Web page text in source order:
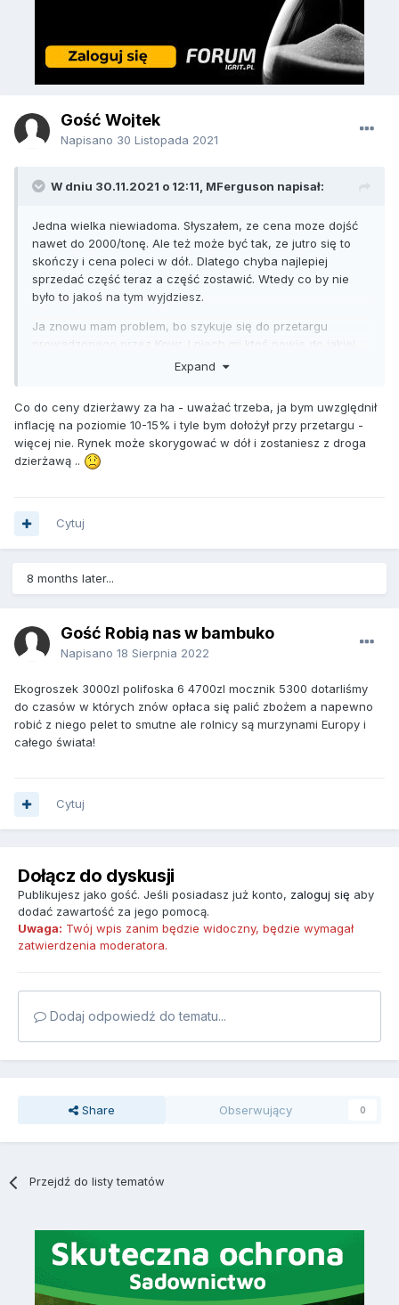
Gość Wojtek
Napisano 30 Listopada 2021
W dniu 30.11.2021 o 12:11, MFerguson napisał:
Jedna wielka niewiadoma. Słyszałem, ze cena moze dojść
nawet do 2000/tonę. Ale też może być tak, ze jutro się to
skończy i cena poleci w dół.. Dlatego chyba najlepiej
sprzedać część teraz a część zostawić. Wtedy co by nie
było to jakoś na tym wyjdziesz.
Ja znowu mam problem, bo szykuje się do przetargu
prowadzonego przez Kowr. I niech mi ktoś powie do jakiej
sumy za hektar licytować? Wcześniej doszedłbym
wyszedł na plusie. Jak już powiedziałem, to co się teraz
dzieje to jest jedna wielka niewiadoma...
Expand
Co do ceny dzierżawy za ha - uważać trzeba, ja bym uwzględnił
inflację na poziomie 10-15% i tyle bym dołożył przy przetargu -
więcej nie. Rynek może skorygować w dół i zostaniesz z droga
dzierżawą ..
Cytuj
8 months later...
Gość Robią nas w bambuko
Napisano 18 Sierpnia 2022
Ekogroszek 3000zl polifoska 6 4700zl mocznik 5300 dotarliśmy
do czasów w których znów opłaca się palić zbożem a napewno
robić z niego pelet to smutne ale rolnicy są murzynami Europy i
całego świata!
Cytuj
Dołącz do dyskusji
Publikujesz jako gość. Jeśli posiadasz już konto, zaloguj się aby
dodać zawartość za jego pomocą.
Uwaga: Twój wpis zanim będzie widoczny, będzie wymagał
zatwierdzenia moderatora.
Dodaj odpowiedź do tematu...
Share Obserwujący 0
Przejdź do listy tematów